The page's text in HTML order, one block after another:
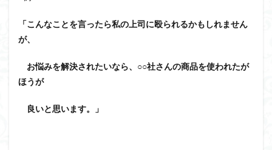
「こんなことを言ったら私の上司に殴られるかもしれません
が、
お悩みを解決されたいなら、○○社さんの商品を使われたが
ほうが
良いと思います。」